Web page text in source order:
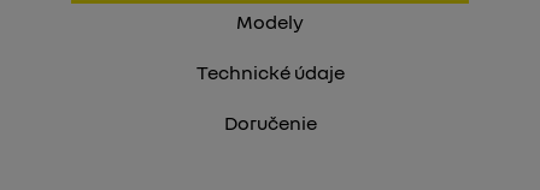
Modely
Technické údaje
Doručenie